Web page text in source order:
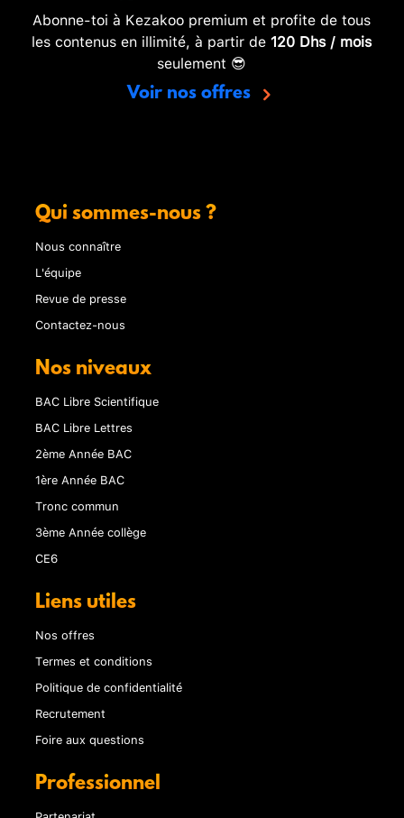
Abonne-toi à Kezakoo premium et profite de tous
les contenus en illimité, à partir de 120 Dhs / mois
seulement 😎
Voir nos offres
Qui sommes-nous ?
Nous connaître
L'équipe
Revue de presse
Contactez-nous
Nos niveaux
BAC Libre Scientifique
BAC Libre Lettres
2ème Année BAC
1ère Année BAC
Tronc commun
3ème Année collège
CE6
Liens utiles
Nos offres
Termes et conditions
Politique de confidentialité
Recrutement
Foire aux questions
Professionnel